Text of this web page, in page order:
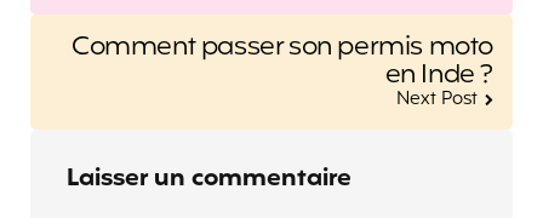
Comment passer son permis moto
en Inde ?
Next Post
Laisser un commentaire